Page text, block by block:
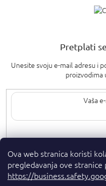
Ova web stranica koristi
pregledavanja ove
https://
Pretplati
Unesite svoju e-mail adresu i
proizvodima
Upisom svoje e-pošte